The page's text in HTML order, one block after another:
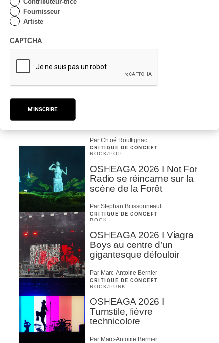
CRITIQUE DE CONCERT
CLASSIQUE OCCIDENTAL
CLASSIQUE
Par Chloé Rouffignac
CRITIQUE DE CONCERT
ROCK/POP
OSHEAGA 2026 I Not For
Radio se réincarne sur la
scène de la Forêt
Par Stephan Boissonneault
CRITIQUE DE CONCERT
ROCK
OSHEAGA 2026 I Viagra
Boys au centre d’un
gigantesque défouloir
Par Marc-Antoine Bernier
CRITIQUE DE CONCERT
ROCK/PUNK
OSHEAGA 2026 I
Turnstile, fièvre
technicolore
Par Marc-Antoine Bernier
Contributeur-trice
Fournisseur
Artiste
CAPTCHA
M'INSCRIRE